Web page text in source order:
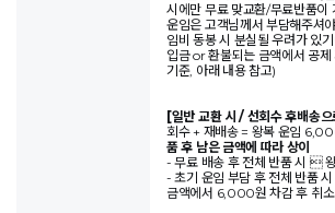
시에만 무료 맞교환/무료반품이
운임은 고객님께서 부담해주셔
임비 동봉 시 분실될 우려가 있
입금 or 환불되는 금액에서 공
기준, 아래 내용 참고)
[일반 교환 시 / 선회수 후배송으
회수 + 재배송 = 왕복 운임
품 후 남은 금액에 따라 상이
- 무료 배송 후 전체 반품 시 
- 초기 운임 부담 후 전체 반품
금액에서 6,000원 차감 후 취소